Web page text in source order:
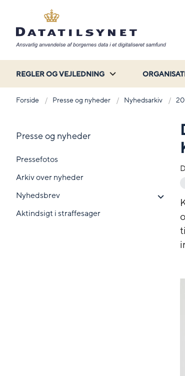
REGLER OG VEJLEDNING
Forside Presse og nyheder Nyhedsarkiv
Presse og nyheder
Pressefotos
Arkiv over nyheder
Nyhedsbrev
Aktindsigt i straffesager